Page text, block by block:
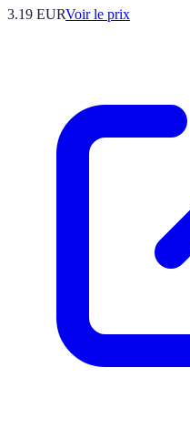
3.19 EURVoir le prix